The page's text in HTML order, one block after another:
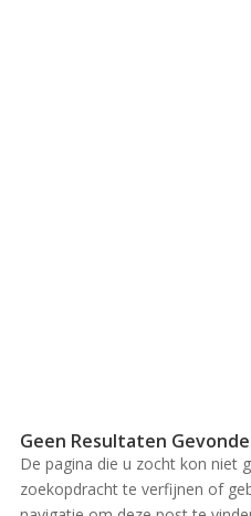
Geen Resultaten
De pagina die u zocht kon niet
zoekopdracht te verfijnen of